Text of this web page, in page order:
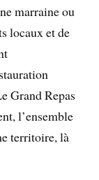
marraine ou
locaux et de
Grand Repas
l’ensemble
territoire, là